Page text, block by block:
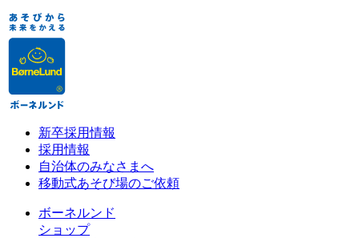
新卒採用情報
採用情報
自治体のみなさまへ
移動式あそび場のご依頼
ボーネルンド
ショップ